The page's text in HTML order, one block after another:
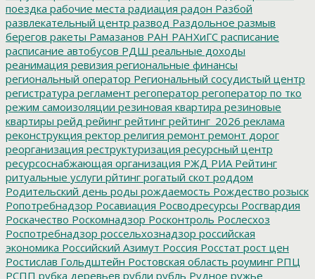
поездка рабочие места радиация радон Разбой
развлекательный центр развод Раздольное размыв
берегов ракеты Рамазанов РАН РАНХиГС расписание
расписание автобусов РДШ реальные доходы
реанимация ревизия региональные финансы
региональный оператор Региональный сосудистый центр
регистратура регламент регоператор регоператор по тко
режим самоизоляции резиновая квартира резиновые
квартиры рейд рейинг рейтинг рейтинг_2026 реклама
реконструкция ректор религия ремонт ремонт дорог
реорганизация реструктуризация ресурсный центр
ресурсоснабжающая организация РЖД РИА Рейтинг
ритуальные услуги рйтинг рогатый скот роддом
Родительский день роды рождаемость Рождество розыск
Ропотребнадзор Росавиация Росводресурсы Росгвардия
Роскачество Роскомнадзор Росконтроль Рослесхоз
Роспотребнадзор россельхознадзор российская
экономика Российский Азимут Россия Росстат рост цен
Ростислав Гольдштейн Ростовская область роуминг РПЦ
РСПП рубка деревьев рубли рубль Рудное ружье